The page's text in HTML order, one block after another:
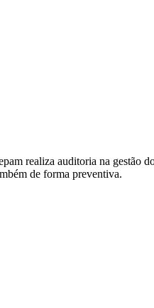
realiza auditoria na gestão
de forma preventiva.